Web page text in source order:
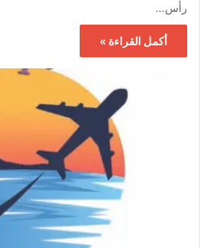
رأس…
أكمل القراءة »